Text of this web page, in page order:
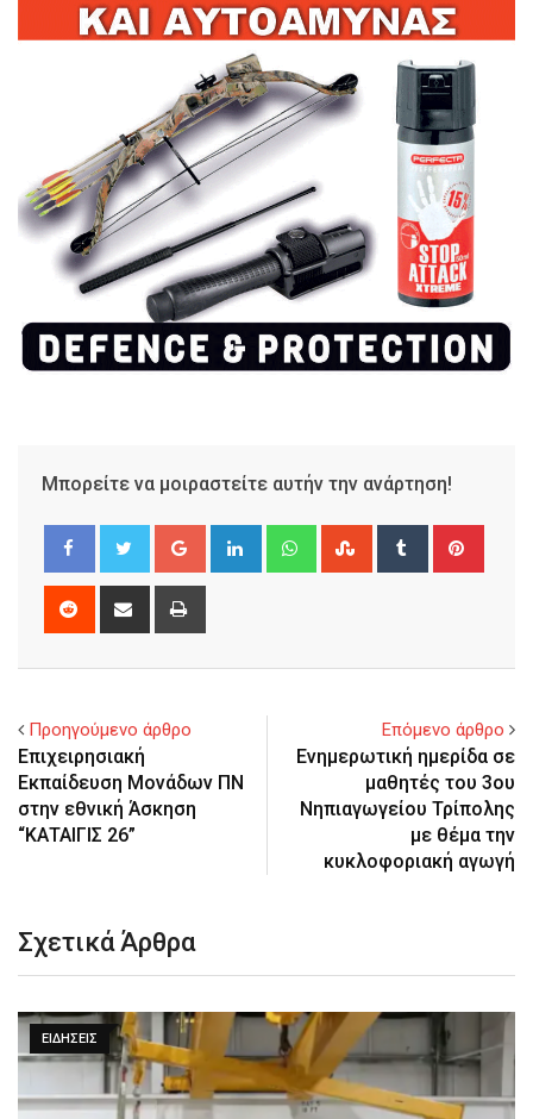
Μπορείτε να μοιραστείτε αυτήν την ανάρτηση!
Google+ LinkedIn WhatsappStumbleUpon
Tumblr
Reddit
Share
Προηγούμενο άρθρο
Επιχειρησιακή
Εκπαίδευση Μονάδων ΠΝ
στην εθνική Άσκηση
“ΚΑΤΑΙΓΙΣ 26”
Επόμενο άρθρο
Ενημερωτική ημερίδα σε
μαθητές του 3ου
Νηπιαγωγείου Τρίπολης
με θέμα την
κυκλοφοριακή αγωγή
Σχετικά Άρθρα
ΕΙΔΉΣΕΙΣ